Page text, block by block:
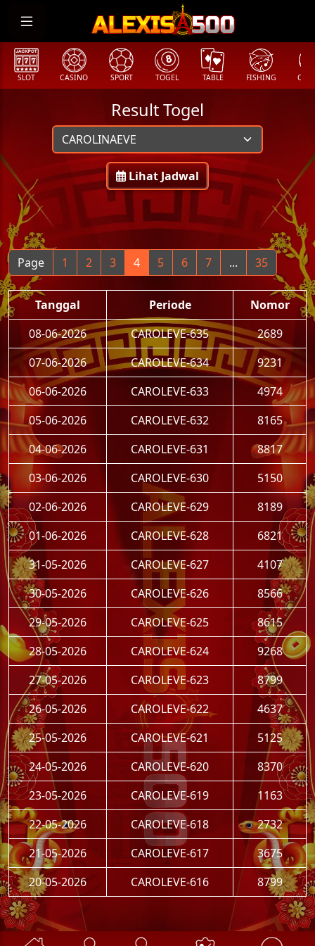
SLOT CASINO SPORT TOGEL TABLE FISHING
Result Togel
Lihat Jadwal
Page 1 2 3 4 5 6 7 ... 35
Tanggal Periode
Nomor
08-06-2026
CAROLEVE-635
2689
07-06-2026
CAROLEVE-634
9231
06-06-2026
CAROLEVE-633
4974
05-06-2026
CAROLEVE-632
8165
04-06-2026
CAROLEVE-631
8817
03-06-2026
CAROLEVE-630
5150
02-06-2026
CAROLEVE-629
8189
01-06-2026
CAROLEVE-628
6821
31-05-2026
CAROLEVE-627
4107
30-05-2026
CAROLEVE-626
8566
29-05-2026
CAROLEVE-625
8615
28-05-2026
CAROLEVE-624
9268
27-05-2026
CAROLEVE-623
8799
26-05-2026
CAROLEVE-622
4637
25-05-2026
CAROLEVE-621
5125
24-05-2026
CAROLEVE-620
8370
23-05-2026
CAROLEVE-619
1163
22-05-2026
CAROLEVE-618
2732
21-05-2026
CAROLEVE-617
3675
20-05-2026
CAROLEVE-616 8799